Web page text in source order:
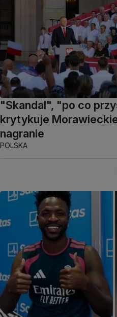
"Skandal", "po co
krytykuje
nagranie
POLSKA